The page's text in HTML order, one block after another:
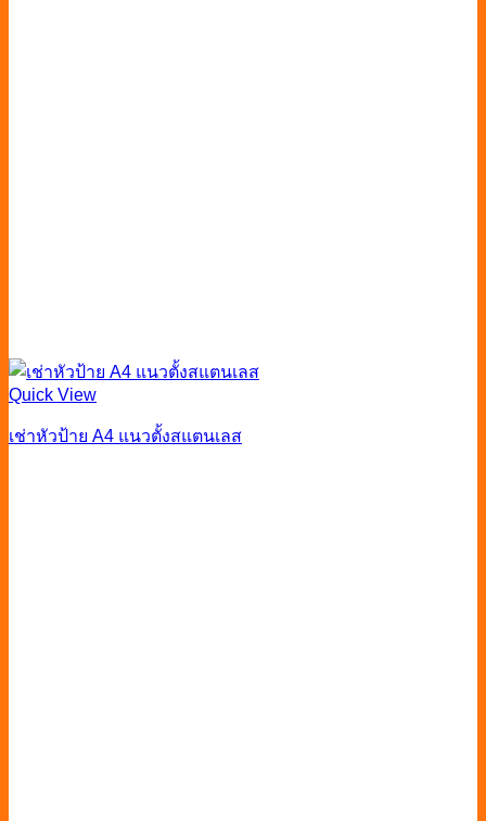
Quick View
เช่าหัวป้าย A4 แนวตั้งสแตนเลส